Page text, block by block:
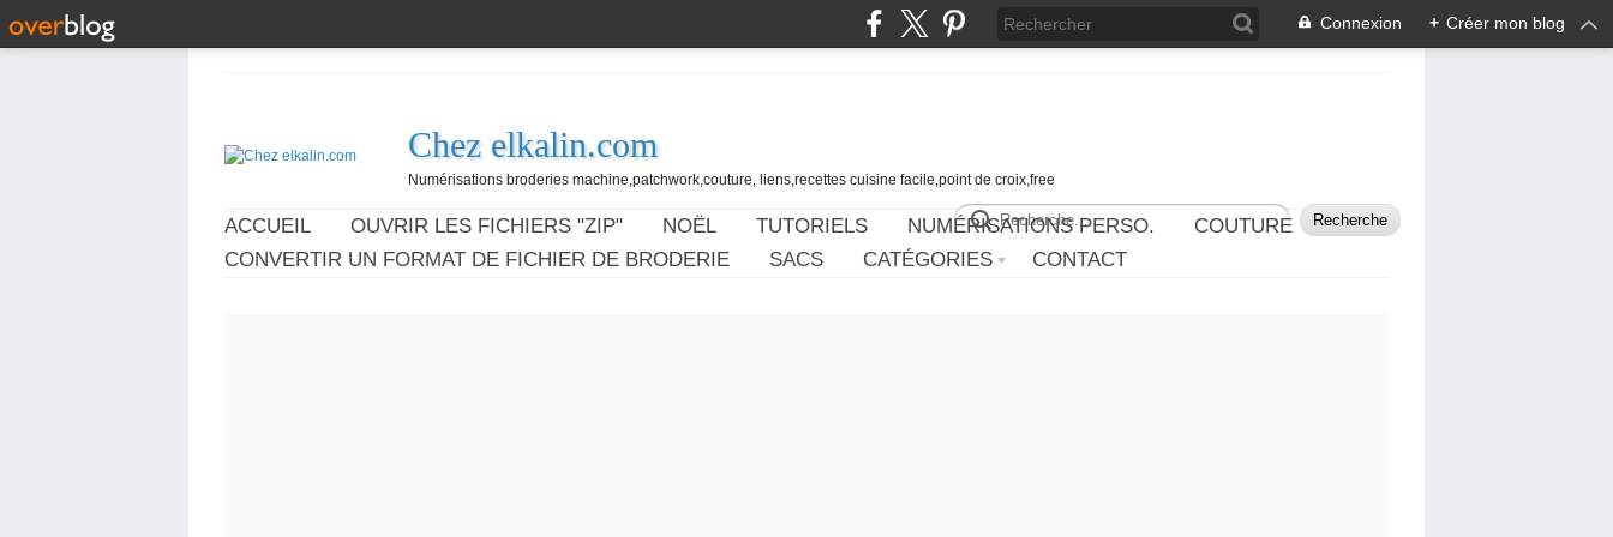
Connexion + Créer mon blog
Chez elkalin.com
Numérisations broderies machine,patchwork,couture, liens,recettes cuisine facile,point de croix,free
ACCUEIL OUVRIR LES FICHIERS "ZIP" NOËL TUTORIELS NUMÉRISATIONS PERSO.
COUTURE
CONVERTIR UN FORMAT DE FICHIER DE BRODERIE
SACS CATÉGORIES CONTACT